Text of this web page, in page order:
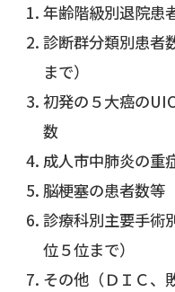
年齢階級別退院患
診断群分類別患者
まで）
初発の５大癌の
数
成人市中肺炎の重
脳梗塞の患者数等
診療科別主要手術
位５位まで）
その他（ＤＩＣ、